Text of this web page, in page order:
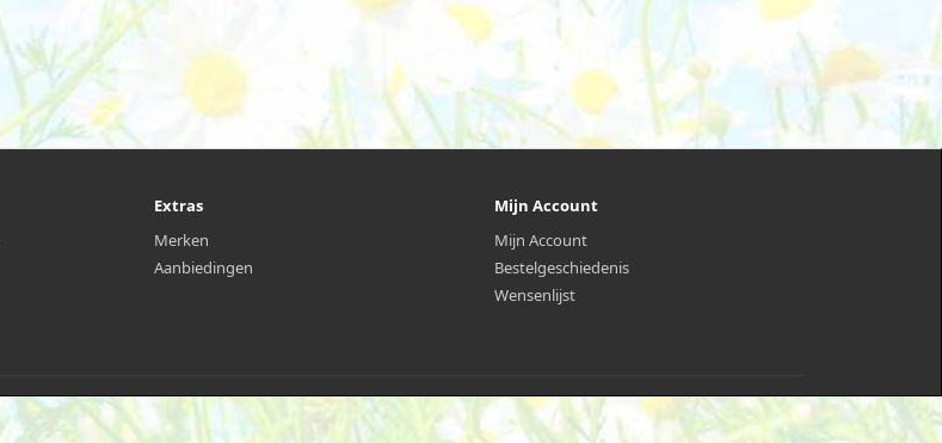
Extras
Merken
Aanbiedingen
Mijn Account
Mijn Account
Bestelgeschiedenis
Wensenlijst